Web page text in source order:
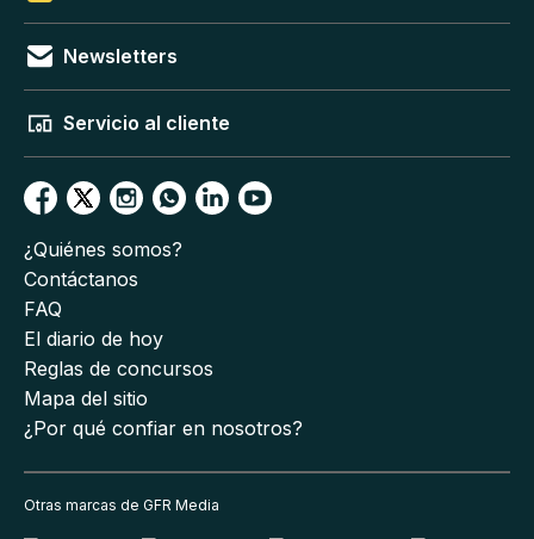
Newsletters
Servicio al cliente
¿Quiénes somos?
Contáctanos
FAQ
El diario de hoy
Reglas de concursos
Mapa del sitio
¿Por qué confiar en nosotros?
Otras marcas de GFR Media